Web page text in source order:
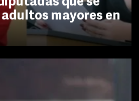
mayores en